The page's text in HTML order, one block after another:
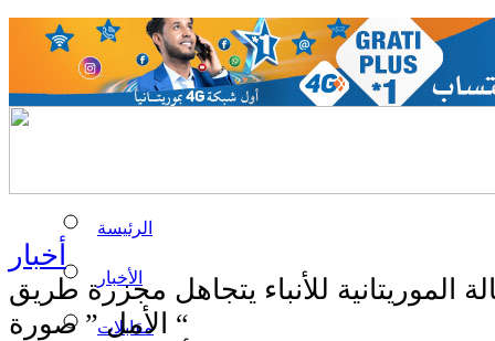
الرئيسة
الأخبار
مقابلات
أخبار
الموريتانية للأنباء يتجاهل مجزرة طريق
الأمل ” صورة “